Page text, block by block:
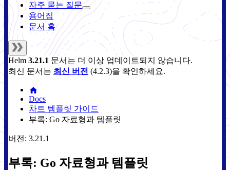
자주 묻는 질문
용어집
문서 홈
Helm 3.21.1 문서는 더 이상 업데이트되지 않습니다.
최신 문서는 최신 버전 (4.2.3)을 확인하세요.
Docs
차트 템플릿 가이드
부록: Go 자료형과 템플릿
버전: 3.21.1
부록: Go 자료형과 템플릿